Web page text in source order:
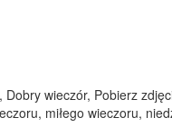
wieczór, Pobierz
miłego wieczoru,